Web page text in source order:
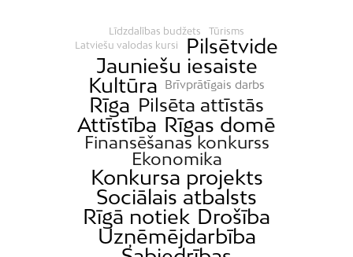
Līdzdalības budžets
Tūrisms
Latviešu valodas kursi
Pilsētvide
Jauniešu iesaiste
Kultūra
Brīvprātīgais darbs
Rīga Pilsēta attīstās
Attīstība Rīgas domē
Finansēšanas konkurss
Ekonomika
Konkursa projekts
Sociālais atbalsts
Rīgā notiek Drošība
Uzņēmējdarbība